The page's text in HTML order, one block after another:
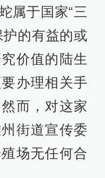
属于国家“三
的有益的或
价值的陆生
办理相关手
而，对这家
街道宣传委
场无任何合